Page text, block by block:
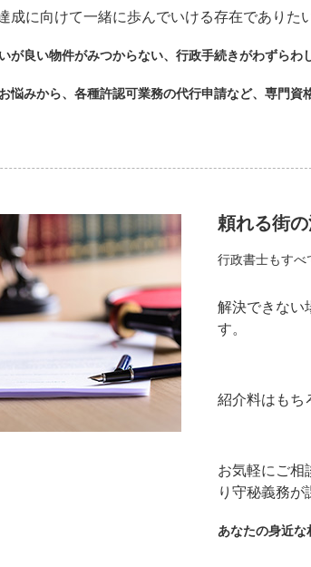
成に向けて一緒に歩んでいける存在でありた
が良い物件がみつからない、行政手続きがわずらわ
悩みから、各種許認可業務の代行申請など、専門資
頼れる街
行政書士もすべ
解決できない
す。
紹介料はもち
お気軽にご
り守秘義務が
あなたの身近な